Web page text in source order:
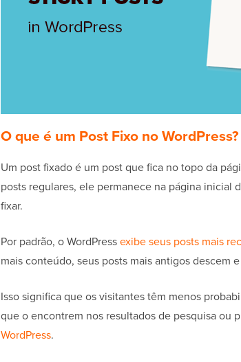
O que é um Post Fixo no WordPress?
Um post fixado é um post que fica no topo da
posts regulares, ele permanece na página inicial
fixar.
Por padrão, o WordPressexibe seus posts mais
mais conteúdo, seus posts mais antigos descem
Isso significa que os visitantes têm menos
que o encontrem nos resultados de pesquisa ou
WordPress.